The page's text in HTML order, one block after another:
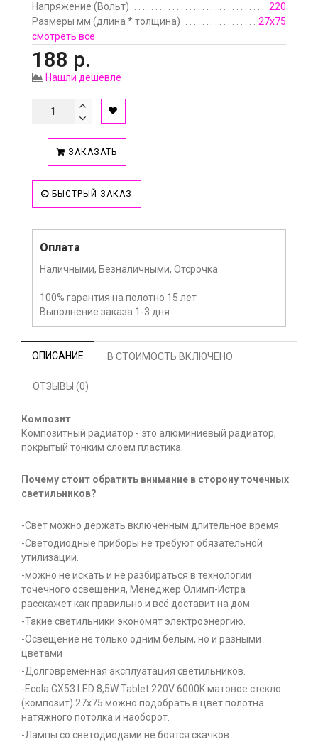
Напряжение (Вольт)
220
Размеры мм (длина * толщина)
27х75
смотреть все
188 р.
Нашли дешевле
ЗАКАЗАТЬ
БЫСТРЫЙ ЗАКАЗ
Оплата
Наличными, Безналичными, Отсрочка
100% гарантия на полотно 15 лет
Выполнение заказа 1-3 дня
ОПИСАНИЕ В СТОИМОСТЬ ВКЛЮЧЕНО
ОТЗЫВЫ (0)
Композит
Композитный радиатор - это алюминиевый радиатор,
покрытый тонким слоем пластика.
Почему стоит обратить внимание в сторону точечных
светильников?
-Свет можно держать включенным длительное время.
-Светодиодные приборы не требуют обязательной
утилизации.
-можно не искать и не разбираться в технологии
точечного освещения, Менеджер Олимп-Истра
расскажет как правильно и всё доставит на дом.
-Такие светильники экономят электроэнергию.
-Освещение не только одним белым, но и разными
цветами
-Долговременная эксплуатация светильников.
-Ecola GX53 LED 8,5W Tablet 220V 6000K матовое стекло
(композит) 27x75 можно подобрать в цвет полотна
натяжного потолка и наоборот.
-Лампы со светодиодами не боятся скачков